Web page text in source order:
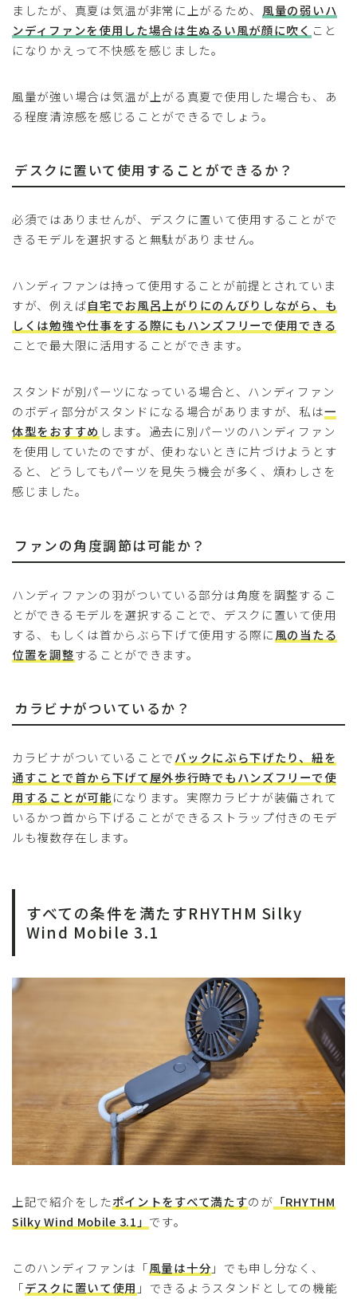
ましたが、真夏は気温が非常に上がるため、 風量の弱いハ
ンディファンを使用した場合は生ぬるい風が顔に吹く こと
になりかえって不快感を感じました。
風量が強い場合は気温が上がる真夏で使用した場合も、あ
る程度清涼感を感じることができるでしょう。
デスクに置いて使用することができるか？
必須ではありませんが、デスクに置いて使用することがで
きるモデルを選択すると無駄がありません。
ハンディファンは持って使用することが前提とされていま
すが、例えば自宅でお風呂上がりにのんびりしながら、も
しくは勉強や仕事をする際にもハンズフリーで使用できる
ことで最大限に活用することができます。
スタンドが別パーツになっている場合と、ハンディファン
のボディ部分がスタンドになる場合がありますが、私は一
体型をおすすめ します。過去に別パーツのハンディファン
を使用していたのですが、使わないときに片づけようとす
ると、どうしてもパーツを見失う機会が多く、煩わしさを
感じました。
ファンの角度調節は可能か？
ハンディファンの羽がついている部分は角度を調整するこ
とができるモデルを選択することで、デスクに置いて使用
する、もしくは首からぶら下げて使用する際に風の当たる
位置を調整することができます。
カラビナがついているか？
カラビナがついていることでバックにぶら下げたり、紐を
通すことで首から下げて屋外歩行時でもハンズフリーで使
用することが可能になります。実際カラビナが装備されて
いるかつ首から下げることができるストラップ付きのモデ
ルも複数存在します。
すべての条件を満たすRHYTHM Silky
Wind Mobile 3.1
上記で紹介をしたポイントをすべて満たすのが 「RHYTHM
Silky Wind Mobile 3.1」 です。
このハンディファンは「風量は十分 」でも申し分なく、
「デスクに置いて使用 」できるようスタンドとしての機能